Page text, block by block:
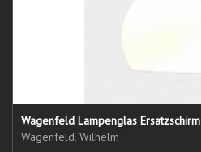
Wagenfeld Lampenglas Ersatzschirm
Wagenfeld, Wilhelm